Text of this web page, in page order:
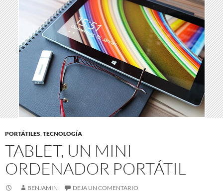
PORTÁTILES,TECNOLOGÍA
TABLET, UN MINI
ORDENADOR PORTÁTIL
BENJAMIN DEJA UN COMENTARIO